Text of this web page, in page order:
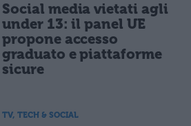
Social media vietati agli
under 13: il panel UE
propone accesso
graduato e piattaforme
sicure
TV, TECH & SOCIAL